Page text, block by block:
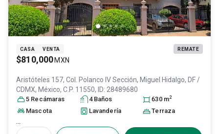
CASA VENTA REMATE
$810,000 MXN
Aristóteles 157, Col. Polanco IV Sección, Miguel Hidalgo, DF /
CDMX, México, C.P. 11550, ID: 28489680
5 Recámaras 4 Baños 630 m2
Mascota Lavandería Terraza
...